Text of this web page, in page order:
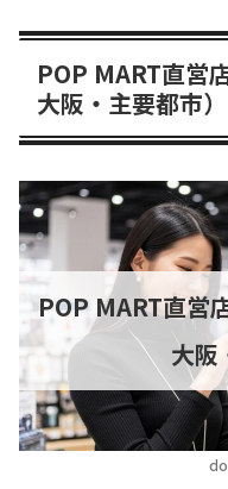
POP MART直営
大阪・主要都市）
POP MART直営
大阪